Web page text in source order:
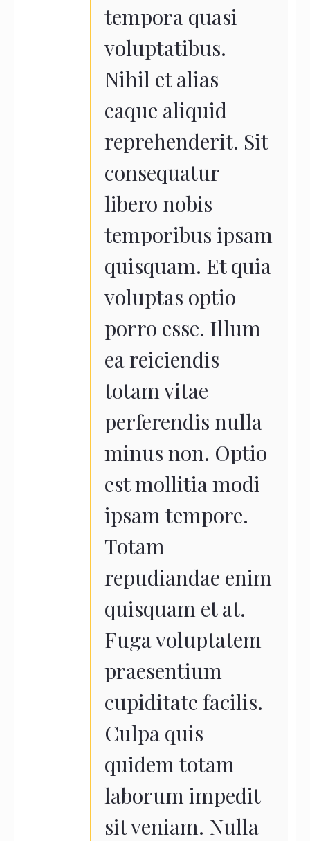
tempora quasi
voluptatibus.
Nihil et alias
eaque aliquid
reprehenderit. Sit
consequatur
libero nobis
temporibus ipsam
quisquam. Et quia
voluptas optio
porro esse. Illum
ea reiciendis
totam vitae
perferendis nulla
minus non. Optio
est mollitia modi
ipsam tempore.
Totam
repudiandae enim
quisquam et at.
Fuga voluptatem
praesentium
cupiditate facilis.
Culpa quis
quidem totam
laborum impedit
sit veniam. Nulla